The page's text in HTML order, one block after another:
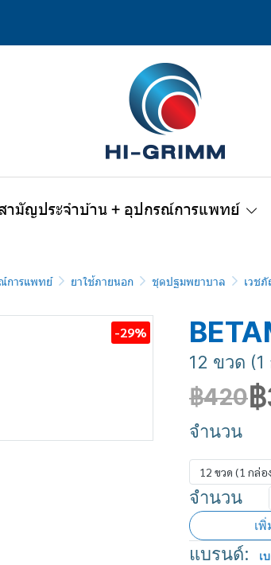
ามัญประจำบ้าน + อุปกรณ์การแพทย์
การแพทย์ ยาใช้ภายนอก ชุดปฐมพยาบาล เวช
-29%
12 ขวด (1
฿420
จำนวน
12 ขวด (1 กล่อ
จำนวน
เ
แบรนด์: เ